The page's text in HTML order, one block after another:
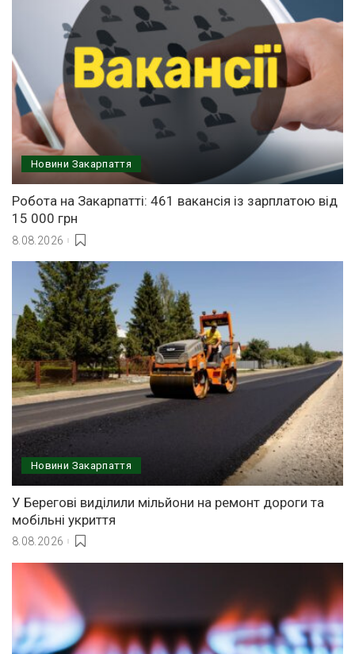
Новини Закарпаття
Робота на Закарпатті: 461 вакансія із зарплатою від
15 000 грн
8.08.2026
Новини Закарпаття
У Берегові виділили мільйони на ремонт дороги та
мобільні укриття
8.08.2026